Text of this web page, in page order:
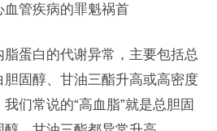
管疾病的罪魁祸首
蛋白的代谢异常，主要包括总
胆固醇、甘油三酯升高或高密度
们常说的“高血脂”就是总胆固